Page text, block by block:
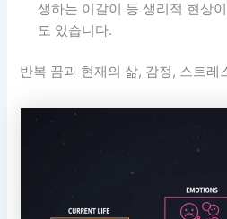
생하는 이갈이 등 생리적 현상
도 있습니다.
반복 꿈과 현재의 삶, 감정, 스트레